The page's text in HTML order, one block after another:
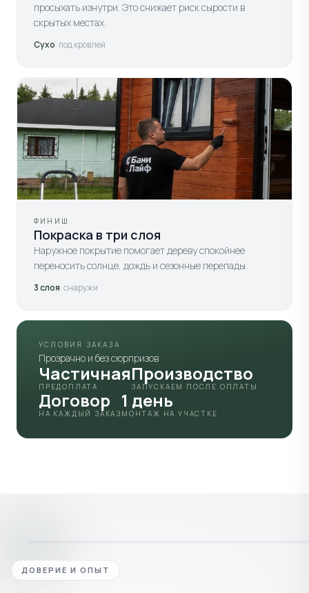
просыхать изнутри. Это снижает риск сырости в
скрытых местах.
Сухо· под кровлей
ФИНИШ
Покраска в три слоя
Наружное покрытие помогает дереву спокойнее
переносить солнце, дождь и сезонные перепады.
3 слоя· снаружи
УСЛОВИЯ ЗАКАЗА
Прозрачно и без сюрпризов
Частичная
ПРЕДОПЛАТА
Производство
ЗАПУСКАЕМ ПОСЛЕ ОПЛАТЫ
Договор
НА КАЖДЫЙ ЗАКАЗ
1 день
МОНТАЖ НА УЧАСТКЕ
ДОВЕРИЕ И ОПЫТ